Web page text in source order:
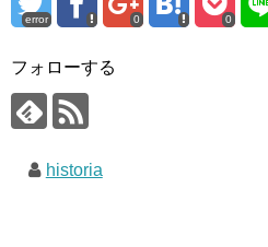
error 0 0
フォローする
historia